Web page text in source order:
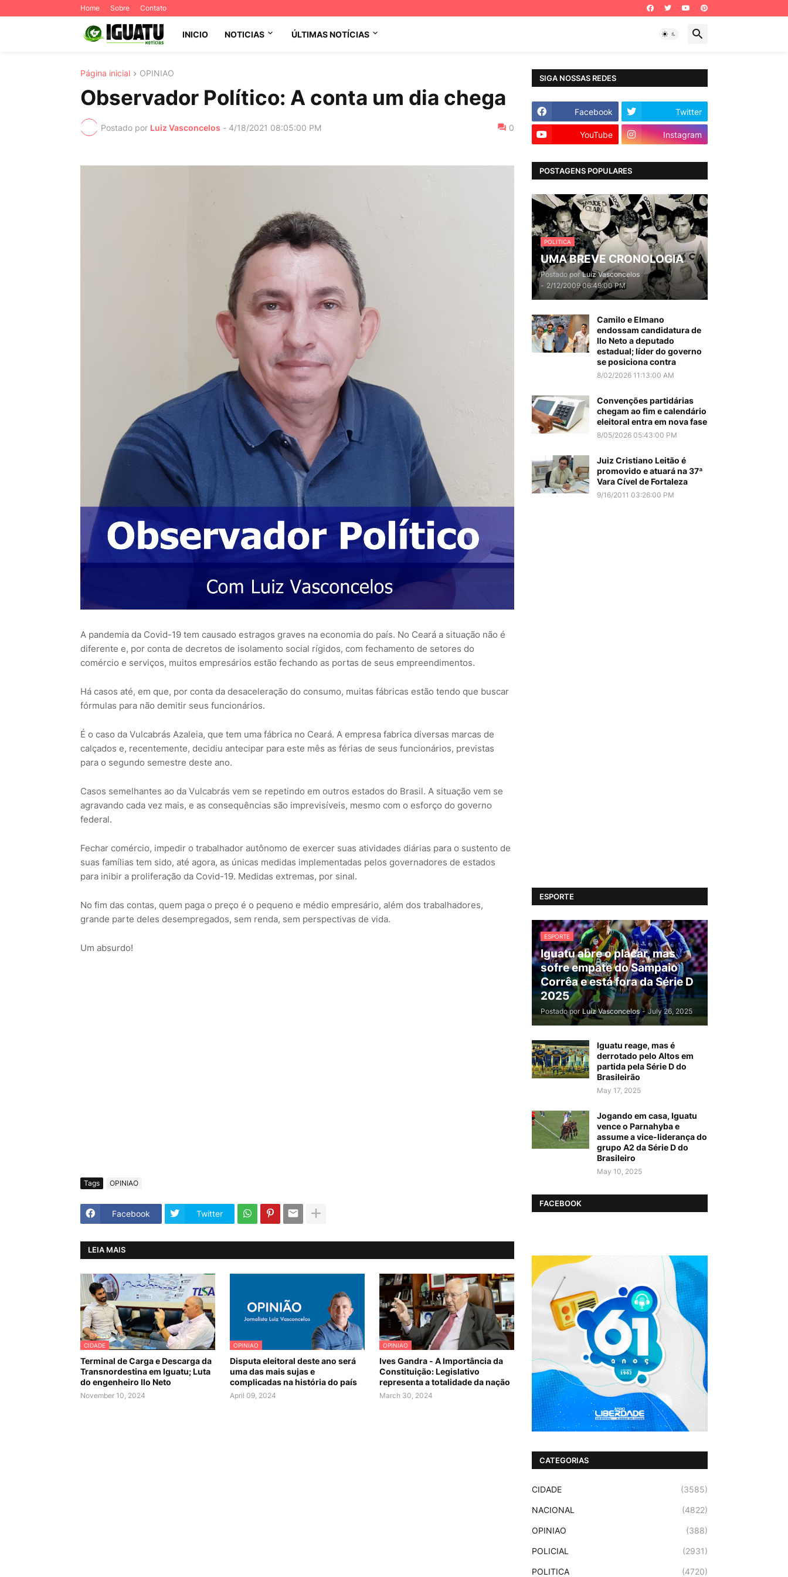
Home Sobre Contato
INICIO NOTICIAS ÚLTIMAS NOTÍCIAS
Página inicial OPINIAO
Observador Político: A conta um dia chega
Postado por Luiz Vasconcelos - 4/18/2021 08:05:00 PM 0
A pandemia da Covid-19 tem causado estragos graves na economia do país. No Ceará a situação não é
diferente e, por conta de decretos de isolamento social rígidos, com fechamento de setores do
comércio e serviços, muitos empresários estão fechando as portas de seus empreendimentos.
Há casos até, em que, por conta da desaceleração do consumo, muitas fábricas estão tendo que buscar
fórmulas para não demitir seus funcionários.
É o caso da Vulcabrás Azaleia, que tem uma fábrica no Ceará. A empresa fabrica diversas marcas de
calçados e, recentemente, decidiu antecipar para este mês as férias de seus funcionários, previstas
para o segundo semestre deste ano.
Casos semelhantes ao da Vulcabrás vem se repetindo em outros estados do Brasil. A situação vem se
agravando cada vez mais, e as consequências são imprevisíveis, mesmo com o esforço do governo
federal.
Fechar comércio, impedir o trabalhador autônomo de exercer suas atividades diárias para o sustento de
suas famílias tem sido, até agora, as únicas medidas implementadas pelos governadores de estados
para inibir a proliferação da Covid-19. Medidas extremas, por sinal.
No fim das contas, quem paga o preço é o pequeno e médio empresário, além dos trabalhadores,
grande parte deles desempregados, sem renda, sem perspectivas de vida.
Um absurdo!
Tags OPINIAO
Facebook Twitter
LEIA MAIS
CIDADE
Terminal de Carga e Descarga da
Transnordestina em Iguatu; Luta
do engenheiro Ilo Neto
November 10, 2024
OPINIAO
Disputa eleitoral deste ano será
uma das mais sujas e
complicadas na história do país
April 09, 2024
OPINIAO
Ives Gandra - A Importância da
Constituição: Legislativo
representa a totalidade da nação
March 30, 2024
SIGA NOSSAS REDES
Facebook Twitter
YouTube Instagram
POSTAGENS POPULARES
POLITICA
UMA BREVE CRONOLOGIA
Postado por Luiz Vasconcelos
- 2/12/2009 06:49:00 PM
Camilo e Elmano
endossam candidatura de
Ilo Neto a deputado
estadual; líder do governo
se posiciona contra
8/02/2026 11:13:00 AM
Convenções partidárias
chegam ao fim e calendário
eleitoral entra em nova fase
8/05/2026 05:43:00 PM
Juiz Cristiano Leitão é
promovido e atuará na 37ª
Vara Cível de Fortaleza
9/16/2011 03:26:00 PM
ESPORTE
ESPORTE
Iguatu abre o placar, mas
sofre empate do Sampaio
Corrêa e está fora da Série D
2025
Postado por Luiz Vasconcelos - July 26, 2025
Iguatu reage, mas é
derrotado pelo Altos em
partida pela Série D do
Brasileirão
May 17, 2025
Jogando em casa, Iguatu
vence o Parnahyba e
assume a vice-liderança do
grupo A2 da Série D do
Brasileiro
May 10, 2025
FACEBOOK
CATEGORIAS
CIDADE (3585)
NACIONAL (4822)
OPINIAO (388)
POLICIAL (2931)
POLITICA (4720)